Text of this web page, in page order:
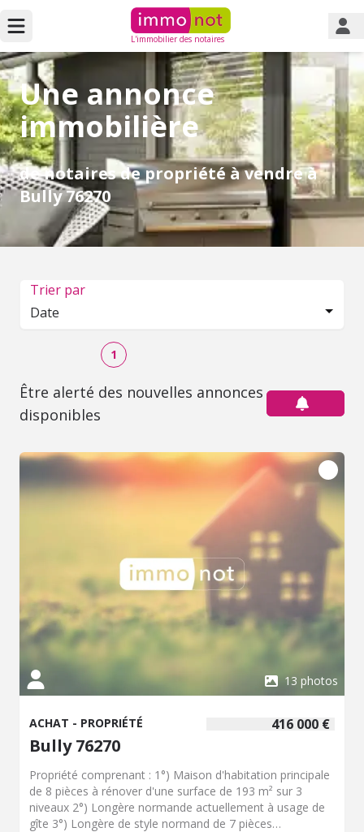
L'immobilier des notaires
Une annonce
immobilière
de notaires de propriété à vendre à
Bully 76270
Trier par
Date
1
Être alerté des nouvelles annonces
disponibles
13 photos
416 000 €
ACHAT - PROPRIÉTÉ
Bully 76270
Propriété comprenant : 1°) Maison d'habitation principale
de 8 pièces à rénover d'une surface de 193 m² sur 3
niveaux 2°) Longère normande actuellement à usage de
gîte 3°) Longère de style normand de 7 pièces